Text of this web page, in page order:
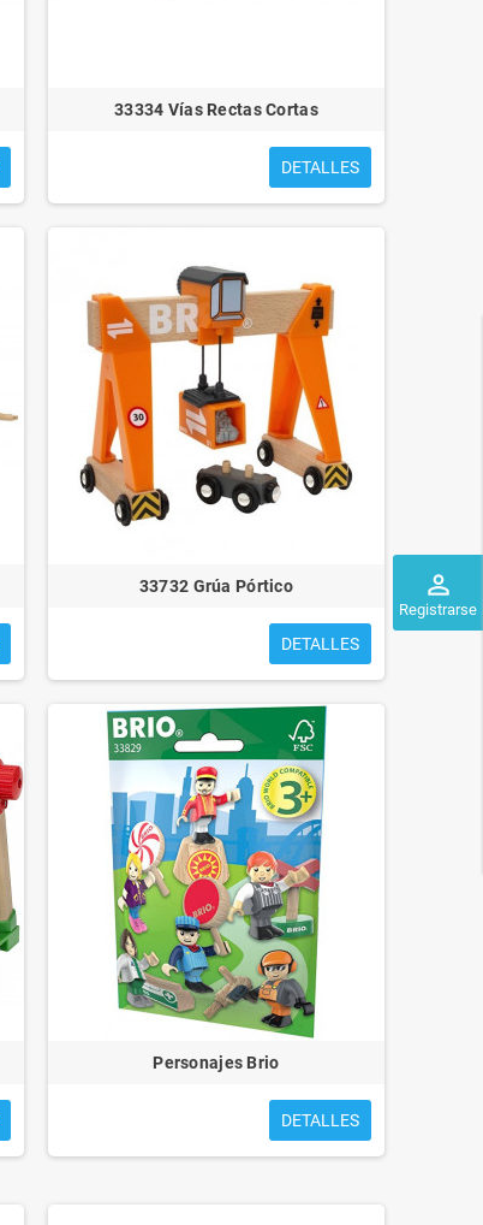
perm_identity
Registrarse
33334 Vías Rectas Cortas
DETALLES
33732 Grúa Pórtico
DETALLES
Personajes Brio
DETALLES